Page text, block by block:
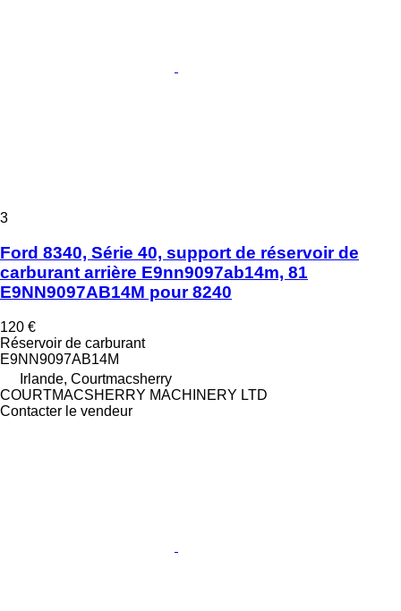
3
Ford 8340, Série 40, support de réservoir de
carburant arrière E9nn9097ab14m, 81
E9NN9097AB14M pour 8240
120 €
Réservoir de carburant
E9NN9097AB14M
Irlande, Courtmacsherry
COURTMACSHERRY MACHINERY LTD
Contacter le vendeur